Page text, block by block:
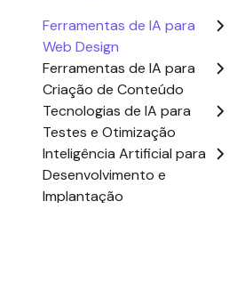
Ferramentas de IA para
Web Design
Ferramentas de IA para
Criação de Conteúdo
Tecnologias de IA para
Testes e Otimização
Inteligência Artificial para
Desenvolvimento e
Implantação